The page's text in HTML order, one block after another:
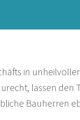
in
lassen
Bauherren